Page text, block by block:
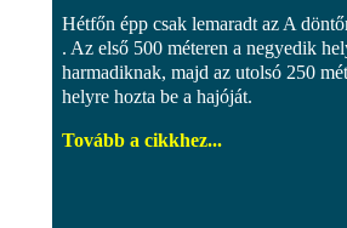
Hétfőn épp csak lemaradt az A
. Az első 500 méteren a negyedik
harmadiknak, majd az utolsó 250
helyre hozta be a hajóját.
Tovább a cikkhez...